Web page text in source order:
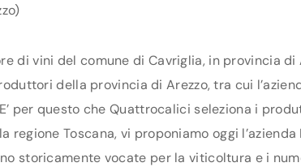
di vini del comune di Cavriglia, in provincia
della provincia di Arezzo, tra cui
per questo che Quattrocalici seleziona i
regione Toscana, vi proponiamo oggi
storicamente vocate per la viticoltura e i